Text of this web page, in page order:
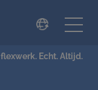
Echt. Altijd.